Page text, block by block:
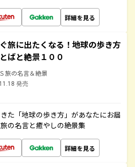
詳細を見る
旅に出たくなる！地球の歩き方
ばと絶景１００
旅の名言＆絶景
発売
た「地球の歩き方」があなたにお届
の名言と癒やしの絶景集
詳細を見る